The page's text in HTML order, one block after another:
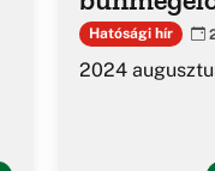
hírlevél
Hatósági hír
2024